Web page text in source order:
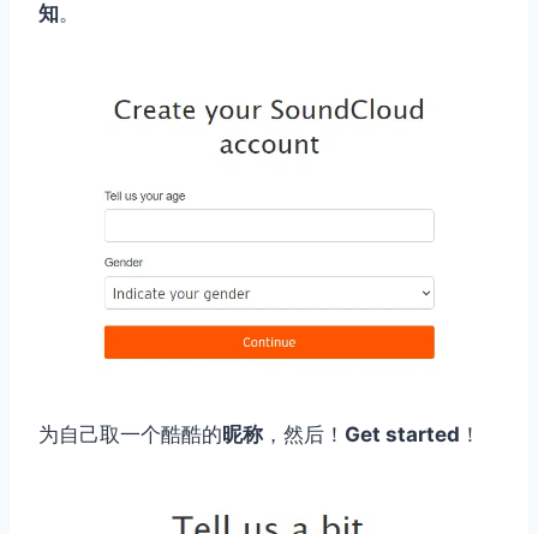
知。
为自己取一个酷酷的昵称 ，然后！ Get started ！